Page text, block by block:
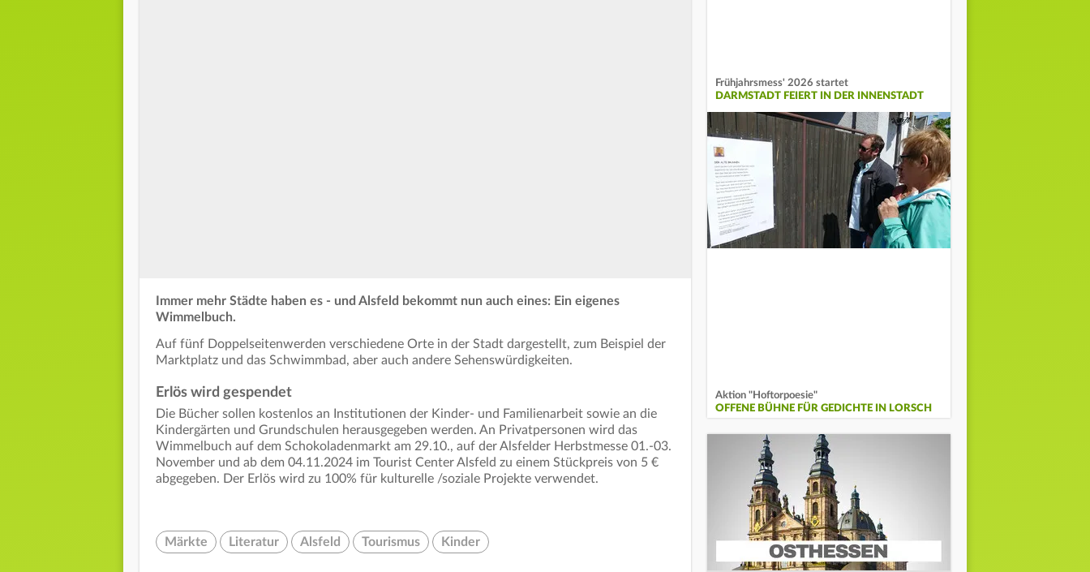
Immer mehr Städte haben es - und Alsfeld bekommt nun auch eines: Ein eigenes
Wimmelbuch.
Auf fünf Doppelseitenwerden verschiedene Orte in der Stadt dargestellt, zum Beispiel der
Marktplatz und das Schwimmbad, aber auch andere Sehenswürdigkeiten.
Erlös wird gespendet
Die Bücher sollen kostenlos an Institutionen der Kinder- und Familienarbeit sowie an die
Kindergärten und Grundschulen herausgegeben werden. An Privatpersonen wird das
Wimmelbuch auf dem Schokoladenmarkt am 29.10., auf der Alsfelder Herbstmesse 01.-03.
November und ab dem 04.11.2024 im Tourist Center Alsfeld zu einem Stückpreis von 5 €
abgegeben. Der Erlös wird zu 100% für kulturelle /soziale Projekte verwendet.
Märkte Literatur Alsfeld Tourismus Kinder
Frühjahrsmess' 2026 startet
DARMSTADT FEIERT IN DER INNENSTADT
Aktion "Hoftorpoesie"
OFFENE BÜHNE FÜR GEDICHTE IN LORSCH